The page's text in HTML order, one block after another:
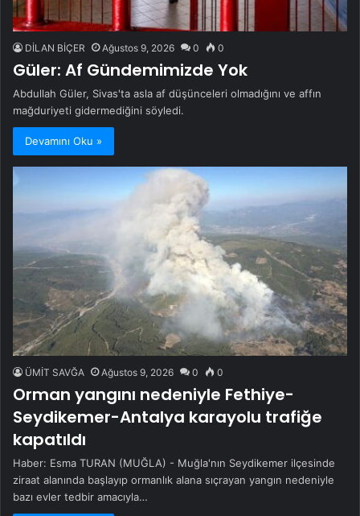
DİLAN BİÇER Ağustos 9, 2026 0 0
Güler: Af Gündemimizde Yok
Abdullah Güler, Sivas'ta asla af düşünceleri olmadığını ve affın
mağduriyeti gidermediğini söyledi.
Devamını Oku »
ÜMİT SAVĞA Ağustos 9, 2026 0 0
Orman yangını nedeniyle Fethiye-
Seydikemer-Antalya karayolu trafiğe
kapatıldı
Haber: Esma TURAN (MUĞLA) - Muğla'nın Seydikemer ilçesinde
ziraat alanında başlayıp ormanlık alana sıçrayan yangın nedeniyle
bazı evler tedbir amacıyla…